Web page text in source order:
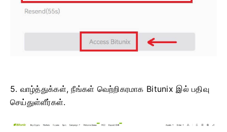
5. வாழ்த்துக்கள், நீங்கள் வெற்றிகரமாக Bitunix இல் பதிவு
செய்துள்ளீர்கள்.